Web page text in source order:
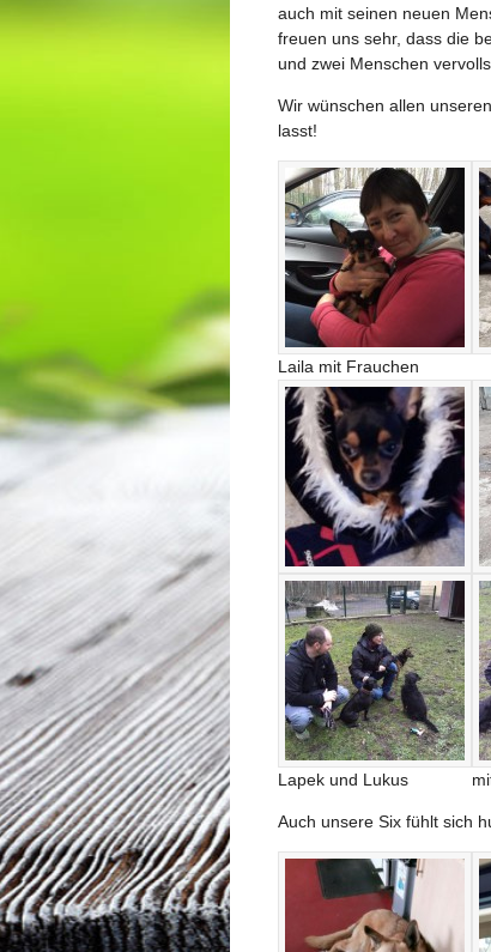
auch mit seinen neuen
freuen uns sehr, dass die
und zwei Menschen
Wir wünschen allen
lasst!
Laila mit Frauchen
Lapek und Lukus
Auch unsere Six fühlt sich